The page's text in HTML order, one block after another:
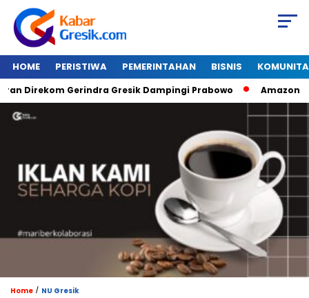
HOME PERISTIWA PEMERINTAHAN BISNIS
Gerindra Gresik Dampingi Prabowo Amazon Van
Home / NU Gresik